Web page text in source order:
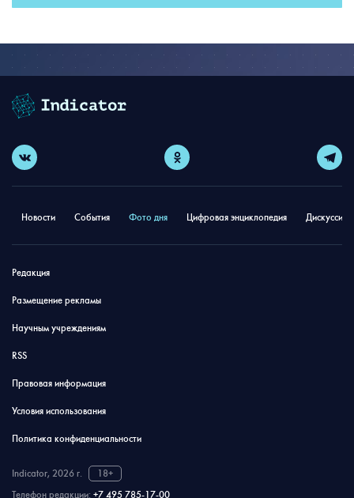
Новости События Фото дня Цифровая энциклопедия
Редакция
Размещение рекламы
Научным учреждениям
RSS
Правовая информация
Условия использования
Политика конфиденциальности
Indicator, 2026 г.
18+
Телефон редакции: +7 495 785-17-00